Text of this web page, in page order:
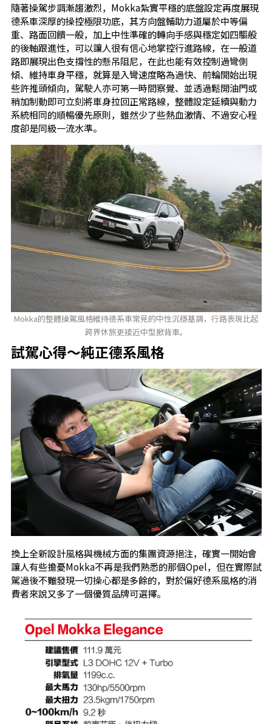
隨著操駕步調漸趨激烈，Mokka紮實平穩的底盤設定再度展現
德系車深厚的操控極限功底，其方向盤輔助力道屬於中等偏
重、路面回饋一般，加上中性準確的轉向手感與穩定如四驅般
的後軸跟進性，可以讓人很有信心地掌控行進路線，在一般道
路即展現出色支撐性的懸吊阻尼，在此也能有效控制過彎側
傾、維持車身平穩，就算是入彎速度略為過快、前輪開始出現
些許推頭傾向，駕駛人亦可第一時間察覺、並透過鬆開油門或
稍加制動即可立刻將車身拉回正常路線，整體設定延續與動力
系統相同的順暢優先原則，雖然少了些熱血激情、不過安心程
度卻是同級一流水準。
Mokka的整體操駕風格維持德系車常見的中性沉穩基調，行路表現比起
跨界休旅更接近中型掀背車。
試駕心得～純正德系風格
換上全新設計風格與機械方面的集團資源挹注，確實一開始會
讓人有些擔憂Mokka不再是我們熟悉的那個Opel，但在實際試
駕過後不難發現一切操心都是多餘的，對於偏好德系風格的消
費者來說又多了一個優質品牌可選擇。